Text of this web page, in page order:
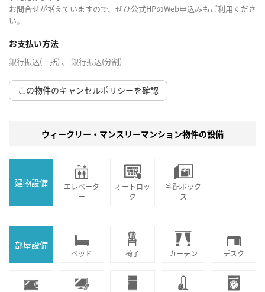
お問合せが増えていますので、ぜひ公式HPのWeb申込みもご利用くださ
い。
お支払い方法
銀行振込(一括) 、 銀行振込(分割)
この物件のキャンセルポリシーを確認
ウィークリー・マンスリーマンション物件の設備
建物設備
エレベータ
ー
オートロッ
ク
宅配ボック
ス
部屋設備
ベッド 椅子 カーテン デスク